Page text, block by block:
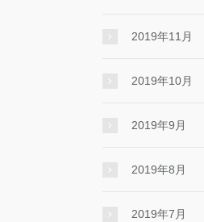
2019年11月
2019年10月
2019年9月
2019年8月
2019年7月